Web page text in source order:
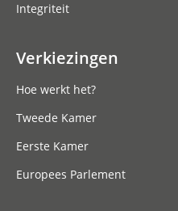
Integriteit
Verkiezingen
Hoe werkt het?
Tweede Kamer
Eerste Kamer
Europees Parlement